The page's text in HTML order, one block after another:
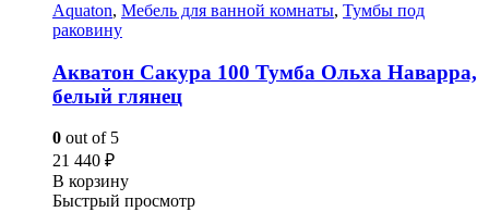
Aquaton, Мебель для ванной комнаты, Тумбы под
раковину
Акватон Сакура 100 Тумба Ольха Наварра,
белый глянец
0 out of 5
21 440 ₽
В корзину
Быстрый просмотр